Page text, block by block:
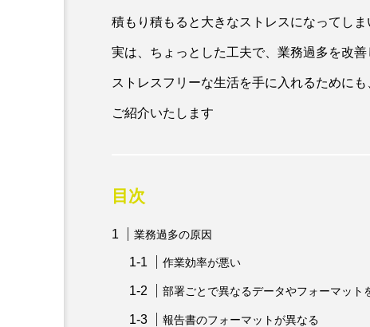
積もり積もると大きなストレスになってしま
実は、ちょっとした工夫で、業務過多を改
ストレスフリーな生活を手に入れるために
ご紹介いたします
目次
業務過多の原因
作業効率が悪い
部署ごとで異なるデータやフォーマット
報告書のフォーマットが異なる